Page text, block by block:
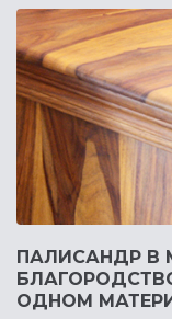
ПАЛИСАНДР В
ОДНОМ